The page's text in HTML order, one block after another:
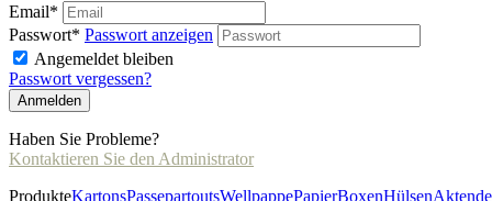
Email*
Passwort* Passwort anzeigen
Angemeldet bleiben
Passwort vergessen?
Haben Sie Probleme?
Kontaktieren Sie den Administrator
ProdukteKartonsPassepartoutsWellpappePapierBoxenHülsen